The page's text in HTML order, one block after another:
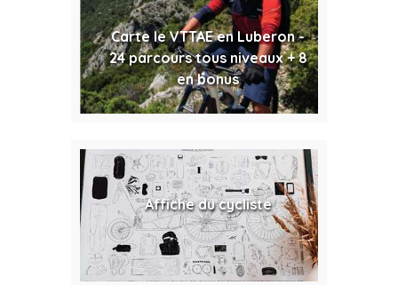
Carte le VTTAE en Luberon -
24 parcours tous niveaux + 8
en bonus
Affiche du cycliste